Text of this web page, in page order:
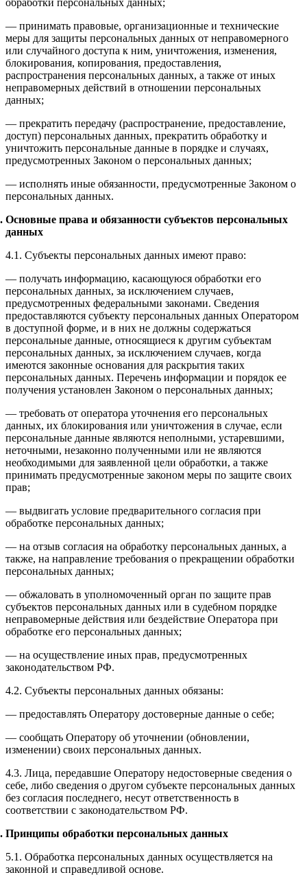
— принимать правовые, организационные и технические
меры для защиты персональных данных от неправомерного
или случайного доступа к ним, уничтожения, изменения,
блокирования, копирования, предоставления,
распространения персональных данных, а также от иных
неправомерных действий в отношении персональных
данных;
— прекратить передачу (распространение, предоставление,
доступ) персональных данных, прекратить обработку и
уничтожить персональные данные в порядке и случаях,
предусмотренных Законом о персональных данных;
— исполнять иные обязанности, предусмотренные Законом о
персональных данных.
Основные права и обязанности субъектов персональных
данных
4.1. Субъекты персональных данных имеют право:
— получать информацию, касающуюся обработки его
персональных данных, за исключением случаев,
предусмотренных федеральными законами. Сведения
предоставляются субъекту персональных данных Оператором
в доступной форме, и в них не должны содержаться
персональные данные, относящиеся к другим субъектам
персональных данных, за исключением случаев, когда
имеются законные основания для раскрытия таких
персональных данных. Перечень информации и порядок ее
получения установлен Законом о персональных данных;
— требовать от оператора уточнения его персональных
данных, их блокирования или уничтожения в случае, если
персональные данные являются неполными, устаревшими,
неточными, незаконно полученными или не являются
необходимыми для заявленной цели обработки, а также
принимать предусмотренные законом меры по защите своих
прав;
— выдвигать условие предварительного согласия при
обработке персональных данных;
— на отзыв согласия на обработку персональных данных, а
также, на направление требования о прекращении обработки
персональных данных;
— обжаловать в уполномоченный орган по защите прав
субъектов персональных данных или в судебном порядке
неправомерные действия или бездействие Оператора при
обработке его персональных данных;
— на осуществление иных прав, предусмотренных
законодательством РФ.
4.2. Субъекты персональных данных обязаны:
— предоставлять Оператору достоверные данные о себе;
— сообщать Оператору об уточнении (обновлении,
изменении) своих персональных данных.
4.3. Лица, передавшие Оператору недостоверные сведения о
себе, либо сведения о другом субъекте персональных данных
без согласия последнего, несут ответственность в
соответствии с законодательством РФ.
Принципы обработки персональных данных
5.1. Обработка персональных данных осуществляется на
законной и справедливой основе.